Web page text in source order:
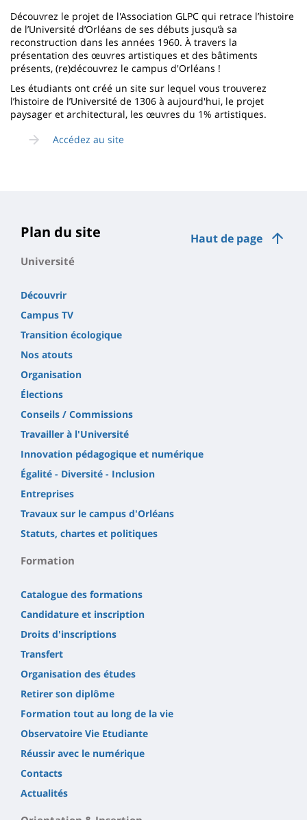
page
principale
Découvrez le projet de l'Association GLPC qui retrace l’histoire
de l’Université d’Orléans de ses débuts jusqu’à sa
reconstruction dans les années 1960. À travers la
présentation des œuvres artistiques et des bâtiments
présents, (re)découvrez le campus d'Orléans !
Les étudiants ont créé un site sur lequel vous trouverez
l’histoire de l’Université de 1306 à aujourd'hui, le projet
paysager et architectural, les œuvres du 1% artistiques.
Accédez au site
Haut de page
Plan du site
Université
Découvrir
Campus TV
Transition écologique
Nos atouts
Organisation
Élections
Conseils / Commissions
Travailler à l'Université
Innovation pédagogique et numérique
Égalité - Diversité - Inclusion
Entreprises
Travaux sur le campus d'Orléans
Statuts, chartes et politiques
Formation
Catalogue des formations
Candidature et inscription
Droits d'inscriptions
Transfert
Organisation des études
Retirer son diplôme
Formation tout au long de la vie
Observatoire Vie Etudiante
Réussir avec le numérique
Contacts
Actualités